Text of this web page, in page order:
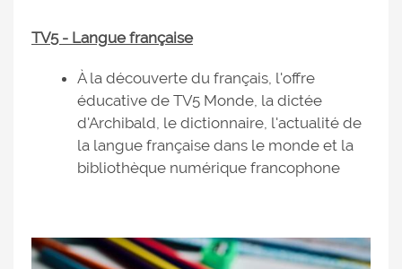
TV5 - Langue française
À la découverte du français, l'offre
éducative de TV5 Monde, la dictée
d'Archibald, le dictionnaire, l'actualité de
la langue française dans le monde et la
bibliothèque numérique francophone